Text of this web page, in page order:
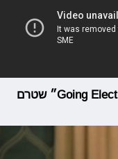
בוב דילן - טימותי שאלאמה בסרט ״Going Electric״ שטרם